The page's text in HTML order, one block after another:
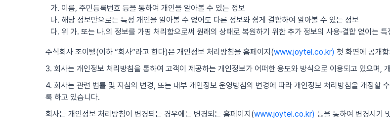
가. 이름, 주민등록번호 등을 통하여 개인을 알아볼 수 있는 정보
나. 해당 정보만으로는 특정 개인을 알아볼 수 없어도 다른 정보와 쉽게 결합하여 알아볼 수 있는 정보
다. 위 가. 또는 나.의 정보를 가명 처리함으로써 원래의 상태로 복원하기 위한 추가 정보의 사용·결합 없이는
주식회사 조이텔(이하 “회사”라고 한다)은 개인정보 처리방침을 홈페이지(www.joytel.co.kr) 첫 화면에 공개
3. 회사는 개인정보 처리방침을 통하여 고객이 제공하는 개인정보가 어떠한 용도와 방식으로 이용되고 있으며,
4. 회사는 관련 법률 및 지침의 변경, 또는 내부 개인정보 운영방침의 변경에 따라 개인정보 처리방침을 개정할
록 하고 있습니다.
회사는 개인정보 처리방침이 변경되는 경우에는 변경되는 홈페이지(www.joytel.co.kr) 등을 통하여 변경시기